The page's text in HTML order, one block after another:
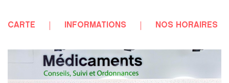
CARTE INFORMATIONS NOS HORAIRES